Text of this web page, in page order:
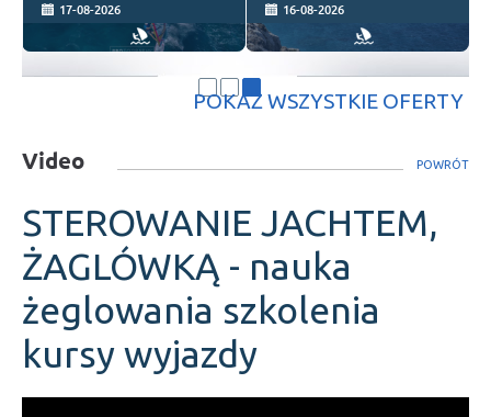
17-08-2026 16-08-2026
POKAŻ WSZYSTKIE OFERTY
POWRÓT
Video
STEROWANIE JACHTEM,
ŻAGLÓWKĄ - nauka
żeglowania szkolenia
kursy wyjazdy